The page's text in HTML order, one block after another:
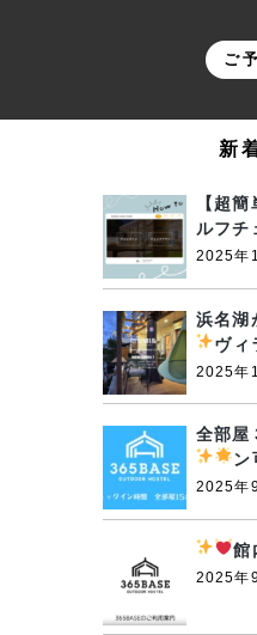
ご
新
【超
ルフ
2025年
浜名湖
ヴィ
2025年
全部屋
ン
2025年
館
2025年